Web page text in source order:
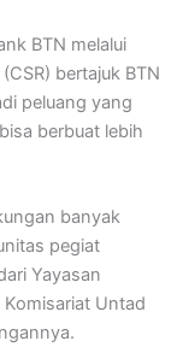
BTN melalui
bertajuk BTN
peluang yang
berbuat lebih
banyak
pegiat
Yayasan
Komisariat Untad